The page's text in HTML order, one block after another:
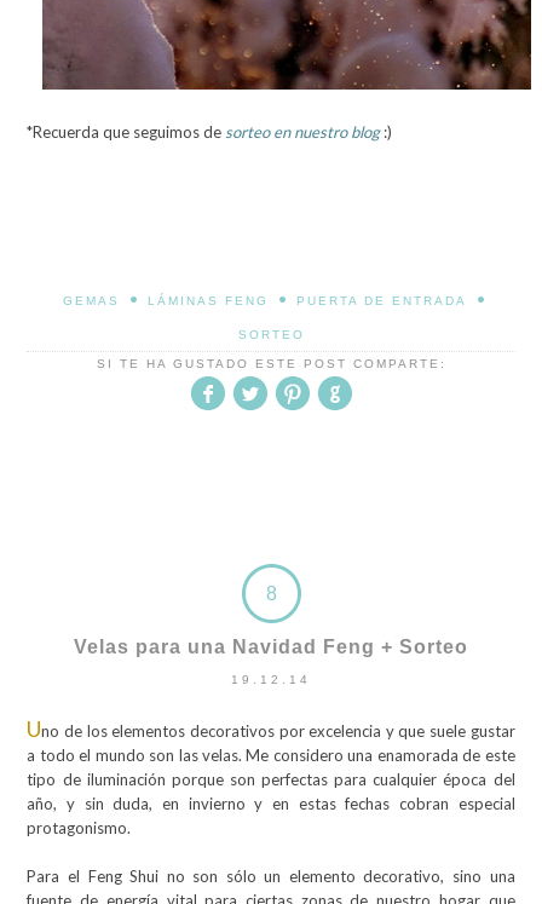
*Recuerda que seguimos de sorteo en nuestro blog:)
GEMAS • LÁMINAS FENG • PUERTA DE ENTRADA •
SORTEO
SI TE HA GUSTADO ESTE POST COMPARTE:
8
Velas para una Navidad Feng + Sorteo
19.12.14
Uno de los elementos decorativos por excelencia y que suele gustar
a todo el mundo son las velas. Me considero una enamorada de este
tipo de iluminación porque son perfectas para cualquier época del
año, y sin duda, en invierno y en estas fechas cobran especial
protagonismo.
Para el Feng Shui no son sólo un elemento decorativo, sino una